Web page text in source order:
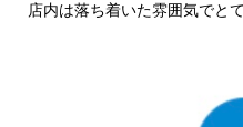
店内は落ち着いた雰囲気でと